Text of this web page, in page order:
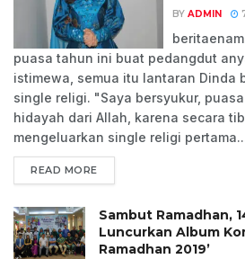
BY ADMIN
puasa tahun ini buat pedangdut
istimewa, semua itu lantaran Dinda
single religi. "Saya bersyukur,
hidayah dari Allah, karena secara
mengeluarkan single religi
READ MORE
Sambut Ramadhan,
Luncurkan Album
Ramadhan 2019’